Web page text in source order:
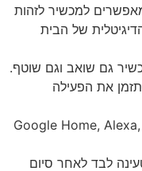
למכשיר לזהות
של הבית
גם שואב וגם שוטף.
את הפעילה
עובד עם Google Home, Alexa,
לבד לאחר סיום